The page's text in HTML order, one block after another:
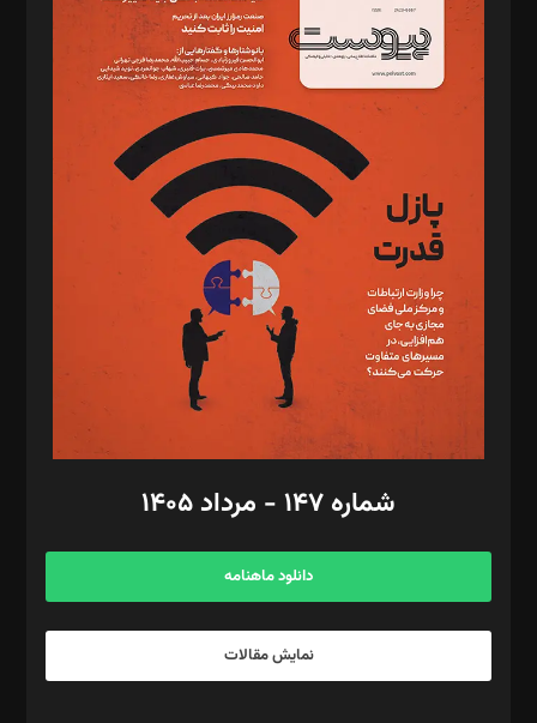
د‌بیر ناداستان: سمانه سمیع
د‌بیر خدمت و تجارت: ابوالفضل رجبی
د‌بیر حقوق فناوری: حسام‌الدین ایپکچی
د‌بیر پیوست جهان: مینا پاکدل
د‌بیر تحریریه آنلاین: بابک نقاش
تحریریه‌: مجتبی محمود‌ی، آرش برهمند، یسنا امان‌پور، سروش کرمیان،
مصطفی مسجدی آرانی، ابوالفضل رجبی، زهرا فکرانه، فائزه فتحی
رستمی،مصطفی باستان
ویرایش: نگار استاد‌‌آقا
طراح یونیفرم: مجید توکلی
فیلمبرداری و عکاسی: امیر شفیعی، مانی لطفی زاده
گرافیک و صفحه‌آرایی: سید‌سبحان‌علی ثابت
مد‌یر توسعه تجاری: کامبیز برید‌
امور مالی: شاپور رهبری، محمد‌ کاظمی‌نیا
آگهی و مشترکین: ۰۹۱۹۹۹۹۰۴۵۴
شماره ۱۴۷ - مرداد ۱۴۰۵
دانلود ماهنامه
نمایش مقالات